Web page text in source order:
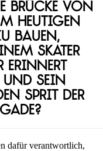
Brücke von
heutigen
bauen,
Skater
erinnert
sein
Sprit der
dafür verantwortlich,